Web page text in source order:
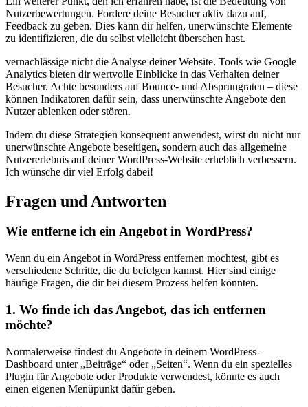
⁤Nutzerbewertungen. Fordere deine Besucher⁤ aktiv⁤ dazu auf,
Feedback zu geben. Dies kann ⁣dir helfen, unerwünschte Elemente
zu identifizieren, die ⁣du selbst vielleicht übersehen hast.
vernachlässige ⁢nicht die Analyse deiner Website. Tools wie Google
Analytics bieten‌ dir wertvolle ⁢Einblicke ​in das ‌Verhalten deiner
Besucher. Achte besonders auf‍ Bounce- und Absprungraten ⁣– diese
können Indikatoren dafür sein, dass unerwünschte Angebote⁤ den⁢
Nutzer ablenken oder⁢ stören.
Indem du diese Strategien konsequent anwendest, wirst du⁤ nicht nur⁤
unerwünschte Angebote beseitigen, sondern auch das allgemeine
Nutzererlebnis auf deiner WordPress-Website erheblich verbessern. ​
Ich wünsche dir viel Erfolg dabei!
Fragen ​und‍ Antworten
Wie ‌entferne ‌ich ein Angebot in WordPress?
Wenn du ein Angebot in WordPress ⁤entfernen ⁢möchtest, gibt es
‌verschiedene Schritte, die du befolgen kannst.⁢ Hier sind einige
häufige Fragen, die dir bei diesem Prozess ⁤helfen könnten.
1.⁢ Wo finde ich das Angebot, ‍das ich entfernen‌
möchte?
Normalerweise⁣ findest‌ du Angebote in deinem WordPress-
Dashboard ‍unter „Beiträge“ oder „Seiten“. ​Wenn du ein spezielles
Plugin⁢ für ⁢Angebote ‍oder Produkte verwendest, könnte ‌es auch⁣
einen ‍eigenen Menüpunkt‍ dafür geben.